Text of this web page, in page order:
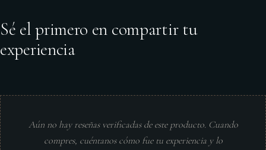
Sé el primero en compartir tu
experiencia
Aún no hay reseñas verificadas de este producto. Cuando
compres, cuéntanos cómo fue tu experiencia y lo